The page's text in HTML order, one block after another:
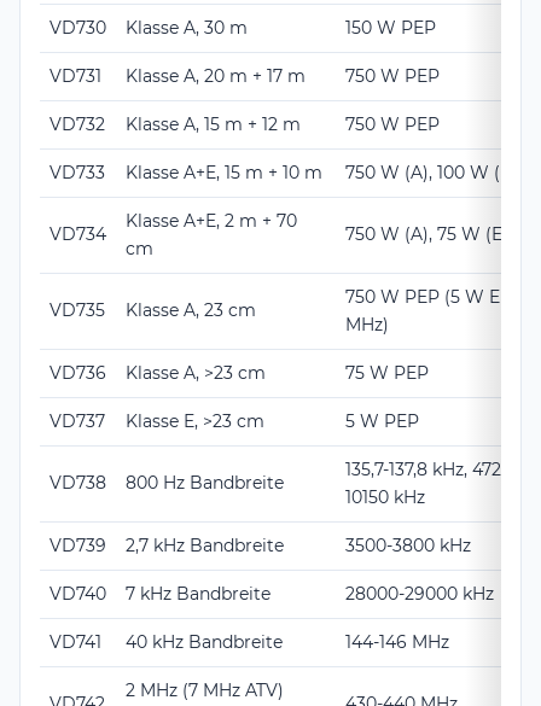
VD730 Klasse A, 30 m 150 W PEP
VD731 Klasse A, 20 m + 17 m 750 W PEP
VD732 Klasse A, 15 m + 12 m 750 W PEP
VD733 Klasse A+E, 15 m + 10 m 750 W (A), 100 W (E)
VD734
Klasse A+E, 2 m + 70
cm
750 W (A), 75 W (E)
VD735 Klasse A, 23 cm
750 W PEP (5 W EIRP
MHz)
VD736 Klasse A, >23 cm 75 W PEP
VD737 Klasse E, >23 cm 5 W PEP
VD738 800 Hz Bandbreite
135,7-137,8 kHz, 472-
10150 kHz
VD739 2,7 kHz Bandbreite 3500-3800 kHz
VD740 7 kHz Bandbreite 28000-29000 kHz
VD741 40 kHz Bandbreite 144-146 MHz
2 MHz (7 MHz ATV)